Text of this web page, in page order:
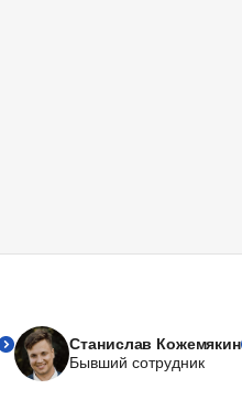
Станислав Кожемякин
Бывший сотрудник